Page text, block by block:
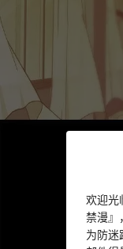
欢迎光
禁漫』
为防迷